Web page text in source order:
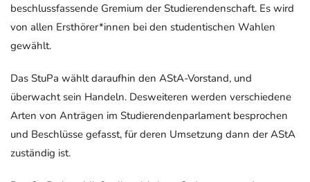
beschlussfassende Gremium der Studierendenschaft. Es wird
von allen Ersthörer*innen bei den studentischen Wahlen
gewählt.
Das StuPa wählt daraufhin den AStA-Vorstand, und
überwacht sein Handeln. Desweiteren werden verschiedene
Arten von Anträgen im Studierendenparlament besprochen
und Beschlüsse gefasst, für deren Umsetzung dann der AStA
zuständig ist.